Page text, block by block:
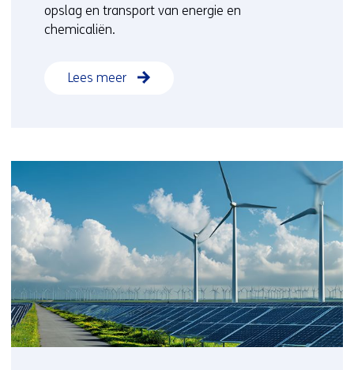
opslag en transport van energie en
chemicaliën.
Lees meer